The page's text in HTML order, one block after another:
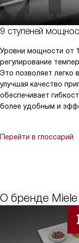
9 ступеней
Уровни мощности от
регулирование
Это позволяет легко
улучшая качество
обеспечивает
более удобным и
Перейти в глоссарий
О бренде Miele